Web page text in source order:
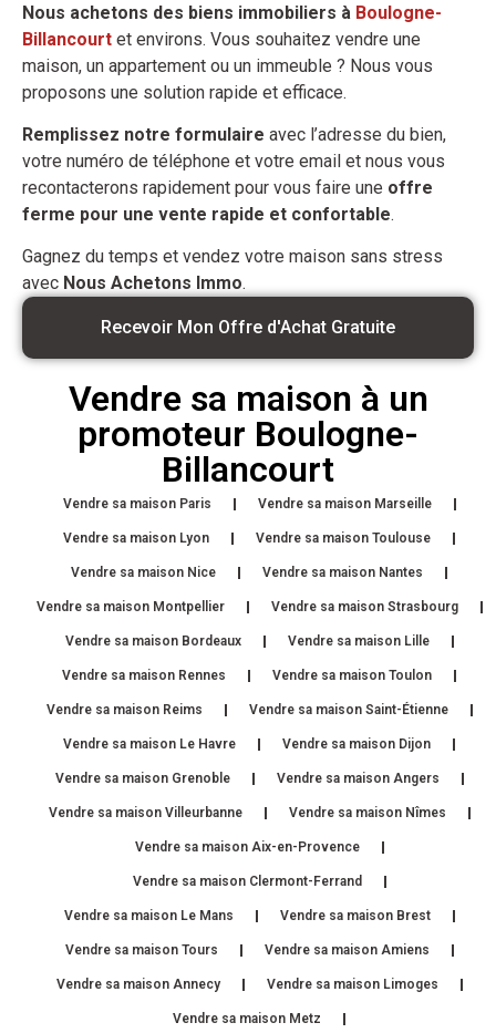
Nous achetons des biens immobiliers à Boulogne-
Billancourt et environs. Vous souhaitez vendre une
maison, un appartement ou un immeuble ? Nous vous
proposons une solution rapide et efficace.
Remplissez notre formulaire avec l’adresse du bien,
votre numéro de téléphone et votre email et nous vous
recontacterons rapidement pour vous faire une offre
ferme pour une vente rapide et confortable.
Gagnez du temps et vendez votre maison sans stress
avec Nous Achetons Immo.
Recevoir Mon Offre d'Achat Gratuite
Vendre sa maison à un
promoteur Boulogne-
Billancourt
Vendre sa maison Paris Vendre sa maison Marseille
Vendre sa maison Lyon Vendre sa maison Toulouse
Vendre sa maison Nice Vendre sa maison Nantes
Vendre sa maison Montpellier Vendre sa maison Strasbourg
Vendre sa maison Bordeaux Vendre sa maison Lille
Vendre sa maison Rennes Vendre sa maison Toulon
Vendre sa maison Reims Vendre sa maison Saint-Étienne
Vendre sa maison Le Havre Vendre sa maison Dijon
Vendre sa maison Grenoble Vendre sa maison Angers
Vendre sa maison Villeurbanne Vendre sa maison Nîmes
Vendre sa maison Aix-en-Provence
Vendre sa maison Clermont-Ferrand
Vendre sa maison Le Mans Vendre sa maison Brest
Vendre sa maison Tours Vendre sa maison Amiens
Vendre sa maison Annecy Vendre sa maison Limoges
Vendre sa maison Metz